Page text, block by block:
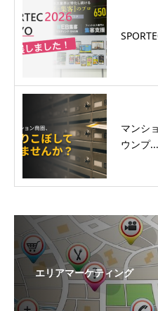
マンシ
ウンプ...
エリアマーケティング